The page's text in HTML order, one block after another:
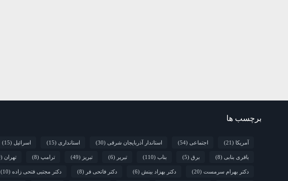
برچسب ها
آمریکا (21) اجتماعی (54) استاندار آذربایجان شرقی (30) استانداری (15) اسرائیل (15)
باقری بنابی (8) برق (5) بناب (110) تبریر (6) تبریز (49) ترامپ (8) تهران (19)
دکتر بهرام سرمست (20) دکتر بهزاد بینش (6) دکتر فاتحی فر (8) دکتر مجتبی فتحی زاده (10)